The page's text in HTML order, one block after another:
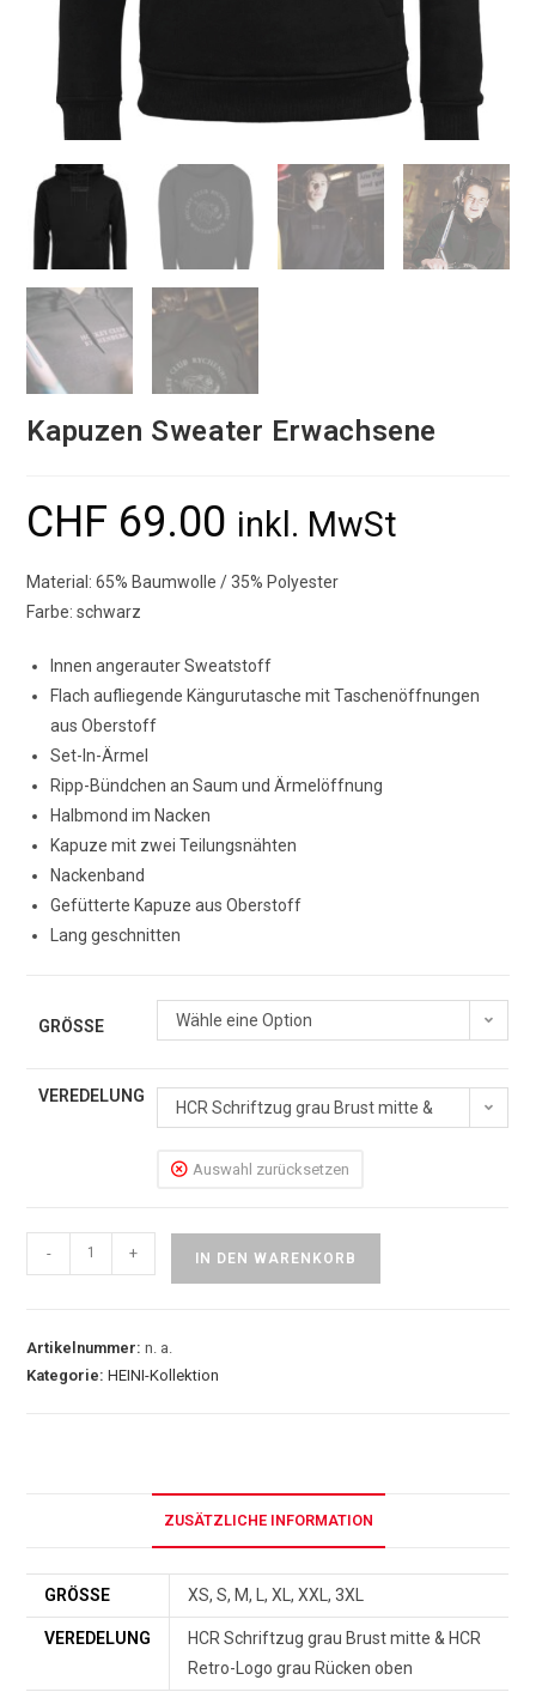
Kapuzen Sweater Erwachsene
CHF 69.00 inkl. MwSt
Material: 65% Baumwolle / 35% Polyester
Farbe: schwarz
Innen angerauter Sweatstoff
Flach aufliegende Kängurutasche mit Taschenöffnungen
aus Oberstoff
Set-In-Ärmel
Ripp-Bündchen an Saum und Ärmelöffnung
Halbmond im Nacken
Kapuze mit zwei Teilungsnähten
Nackenband
Gefütterte Kapuze aus Oberstoff
Lang geschnitten
GRÖSSE Wähle eine Option
VEREDELUNG
HCR Schriftzug grau Brust mitte &
Auswahl zurücksetzen
- + IN DEN WARENKORB
Artikelnummer:n. a.
Kategorie:HEINI-Kollektion
ZUSÄTZLICHE INFORMATION
GRÖSSE XS, S, M, L, XL, XXL, 3XL
VEREDELUNG
HCR Schriftzug grau Brust mitte & HCR
Retro-Logo grau Rücken oben